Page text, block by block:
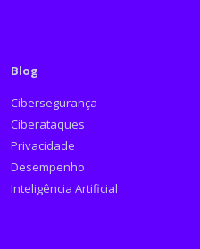
Blog
Cibersegurança
Ciberataques
Privacidade
Desempenho
Inteligência Artificial